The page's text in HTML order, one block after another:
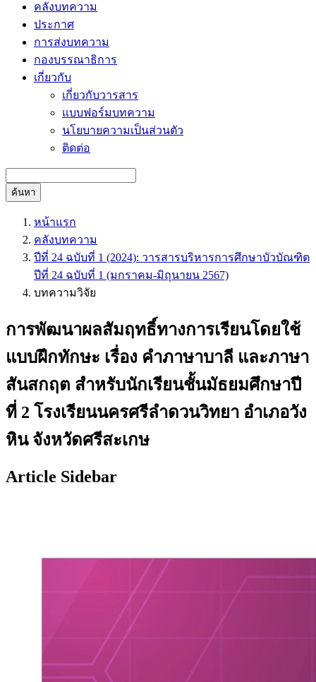
คลังบทความ
ประกาศ
การส่งบทความ
กองบรรณาธิการ
เกี่ยวกับ
เกี่ยวกับวารสาร
แบบฟอร์มบทความ
นโยบายความเป็นส่วนตัว
ติดต่อ
ค้นหา
หน้าแรก
คลังบทความ
ปีที่ 24 ฉบับที่ 1 (2024): วารสารบริหารการศึกษาบัวบัณฑิต
ปีที่ 24 ฉบับที่ 1 (มกราคม-มิถุนายน 2567)
บทความวิจัย
การพัฒนาผลสัมฤทธิ์ทางการเรียนโดยใช้
แบบฝึกทักษะ เรื่อง คำภาษาบาลี และภาษา
สันสกฤต สำหรับนักเรียนชั้นมัธยมศึกษาปี
ที่ 2 โรงเรียนนครศรีลำดวนวิทยา อำเภอวัง
หิน จังหวัดศรีสะเกษ
Article Sidebar